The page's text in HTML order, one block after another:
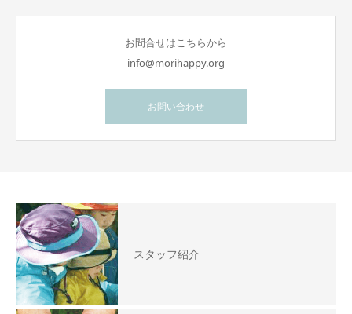
お問合せはこちらから
info@morihappy.org
お問い合わせ
スタッフ紹介